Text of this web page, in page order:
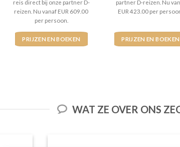
reis direct bij onze partner D-
reizen. Nu vanaf EUR 609.00
per persoon.
PRIJZEN EN BOEKEN
partner D-reizen. Nu
EUR 423.00 per
PRIJZEN EN BOEKEN
WAT ZE OVER ONS